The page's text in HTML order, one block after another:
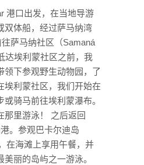
港口出发，在当地导游
双体船，经过萨马纳湾
往萨马纳社区（Samaná
达埃利蒙社区之前，我
领下参观野生动物园，了
埃利蒙社区，我们开始在
骑马前往埃利蒙瀑布。
那里游泳！ 之后返回
。参观巴卡尔迪岛
在海滩上享用午餐，并
丽的岛屿之一游泳。